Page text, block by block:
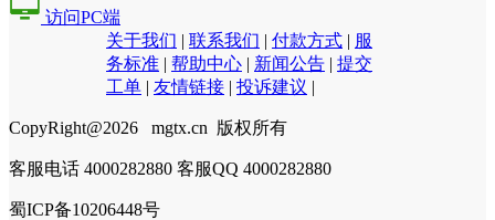
访问PC端
关于我们 | 联系我们 | 付款方式 | 服
务标准 | 帮助中心 | 新闻公告 | 提交
工单 | 友情链接 | 投诉建议 |
CopyRight@2026 mgtx.cn 版权所有
客服电话 4000282880 客服QQ 4000282880
蜀ICP备10206448号